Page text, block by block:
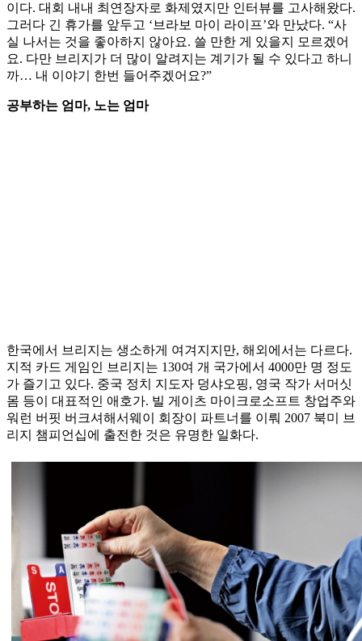
이다. 대회 내내 최연장자로 화제였지만 인터뷰를 고사해왔다.
그러다 긴 휴가를 앞두고 ‘브라보 마이 라이프’와 만났다. “사
실 나서는 것을 좋아하지 않아요. 쓸 만한 게 있을지 모르겠어
요. 다만 브리지가 더 많이 알려지는 계기가 될 수 있다고 하니
까… 내 이야기 한번 들어주겠어요?”
공부하는 엄마, 노는 엄마
한국에서 브리지는 생소하게 여겨지지만, 해외에서는 다르다.
지적 카드 게임인 브리지는 130여 개 국가에서 4000만 명 정도
가 즐기고 있다. 중국 정치 지도자 덩샤오핑, 영국 작가 서머싯
몸 등이 대표적인 애호가. 빌 게이츠 마이크로소프트 창업주와
워런 버핏 버크셔해서웨이 회장이 파트너를 이뤄 2007 북미 브
리지 챔피언십에 출전한 것은 유명한 일화다.